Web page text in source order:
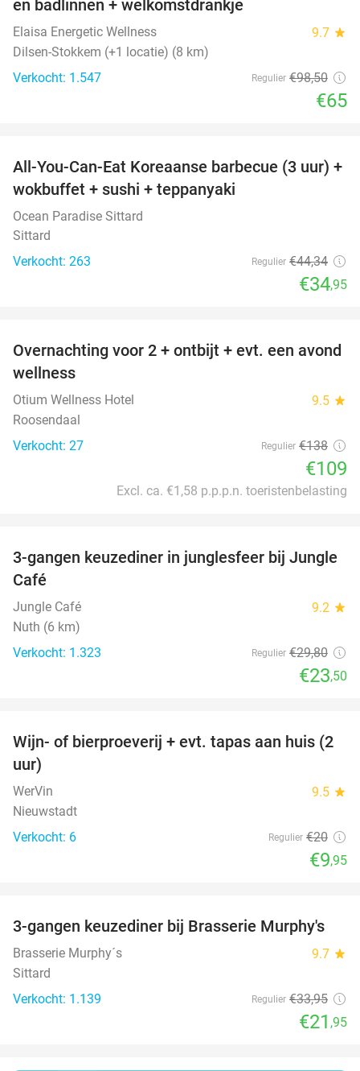
en badlinnen + welkomstdrankje
Elaisa Energetic Wellness 9.7 star
Dilsen-Stokkem (+1 locatie) (8 km)
Verkocht: 1.547
Regulier €98,50
€65
21%
All-You-Can-Eat Koreaanse barbecue (3 uur) +
wokbuffet + sushi + teppanyaki
Ocean Paradise Sittard
Sittard
Verkocht: 263
Regulier €44,34
€34,95
21%
Overnachting voor 2 + ontbijt + evt. een avond
wellness
Otium Wellness Hotel 9.5 star
Roosendaal
Verkocht: 27
Regulier €138
€109
Excl. ca. €1,58 p.p.p.n. toeristenbelasting
21%
3-gangen keuzediner in junglesfeer bij Jungle
Café
Jungle Café 9.2 star
Nuth (6 km)
Verkocht: 1.323
Regulier €29,80
€23,50
50%
Wijn- of bierproeverij + evt. tapas aan huis (2
uur)
WerVin 9.5 star
Nieuwstadt
Verkocht: 6
Regulier €20
€9,95
35%
3-gangen keuzediner bij Brasserie Murphy's
Brasserie Murphy´s 9.7 star
Sittard
Verkocht: 1.139
Regulier €33,95
€21 ,95